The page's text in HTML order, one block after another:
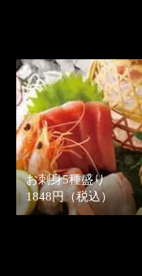
お刺身5種盛り
1848円（税込）